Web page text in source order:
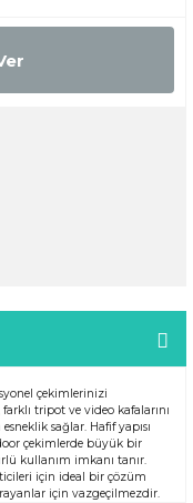
çekimlerinizi
tripot ve video kafalarını
sağlar. Hafif yapısı
çekimlerde büyük bir
kullanım imkanı tanır.
için ideal bir çözüm
için vazgeçilmezdir.